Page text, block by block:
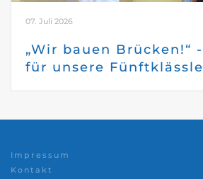
07. Juli 2026
„Wir bauen Brücken!“
für unsere
Impressum
Kontakt